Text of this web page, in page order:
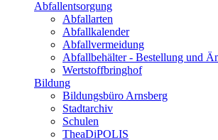
Abfallentsorgung
Abfallarten
Abfallkalender
Abfallvermeidung
Abfallbehälter - Bestellung und
Wertstoffbringhof
Bildung
Bildungsbüro Arnsberg
Stadtarchiv
Schulen
TheaDiPOLIS